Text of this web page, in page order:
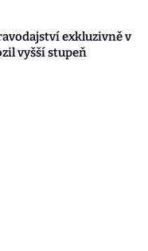
exkluzivně v
vyšší stupeň